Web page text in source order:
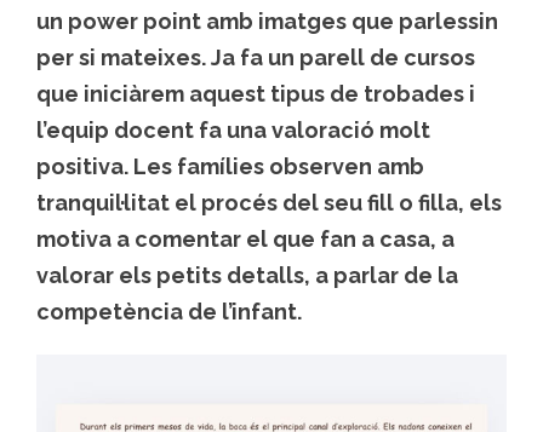
un power point amb imatges que parlessin
per si mateixes. Ja fa un parell de cursos
que iniciàrem aquest tipus de trobades i
l’equip docent fa una valoració molt
positiva. Les famílies observen amb
tranquil·litat el procés del seu fill o filla, els
motiva a comentar el que fan a casa, a
valorar els petits detalls, a parlar de la
competència de l’infant.